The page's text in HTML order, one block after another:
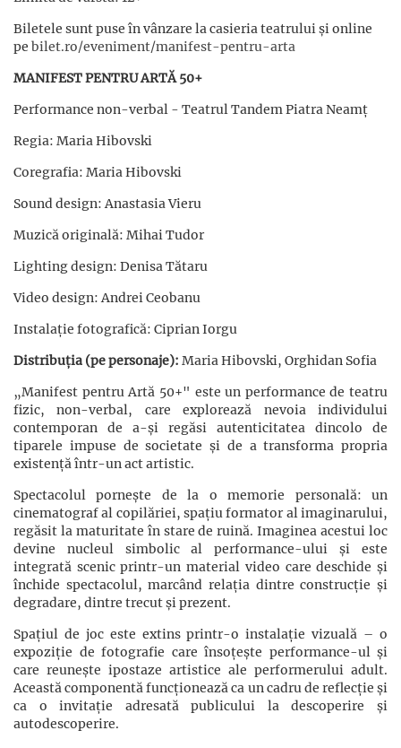
Biletele sunt puse în vânzare la casieria teatrului și online
pe bilet.ro/eveniment/manifest-pentru-arta
MANIFEST PENTRU ARTĂ 50+
Performance non-verbal - Teatrul Tandem Piatra Neamț
Regia: Maria Hibovski
Coregrafia: Maria Hibovski
Sound design: Anastasia Vieru
Muzică originală: Mihai Tudor
Lighting design: Denisa Tătaru
Video design: Andrei Ceobanu
Instalație fotografică: Ciprian Iorgu
Distribuția (pe personaje): Maria Hibovski, Orghidan Sofia
„Manifest pentru Artă 50+" este un performance de teatru
fizic, non-verbal, care explorează nevoia individului
contemporan de a-și regăsi autenticitatea dincolo de
tiparele impuse de societate și de a transforma propria
existență într-un act artistic.
Spectacolul pornește de la o memorie personală: un
cinematograf al copilăriei, spațiu formator al imaginarului,
regăsit la maturitate în stare de ruină. Imaginea acestui loc
devine nucleul simbolic al performance-ului și este
integrată scenic printr-un material video care deschide și
închide spectacolul, marcând relația dintre construcție și
degradare, dintre trecut și prezent.
Spațiul de joc este extins printr-o instalație vizuală – o
expoziție de fotografie care însoțește performance-ul și
care reunește ipostaze artistice ale performerului adult.
Această componentă funcționează ca un cadru de reflecție și
ca o invitație adresată publicului la descoperire și
autodescoperire.